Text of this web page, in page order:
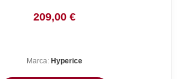
209,00 €
Marca: Hyperice